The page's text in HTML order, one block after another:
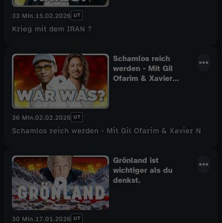
33 Min.15.02.2026 UT
Krieg mit dem IRAN ?
Schamlos reich
werden - Mit Gil
Ofarim & Xavier
36 Min.02.02.2026 UT
Schamlos reich werden - Mit Gil Ofarim & Xavier N
Grönland ist
wichtiger als du
denkst.
30 Min.17.01.2026 UT